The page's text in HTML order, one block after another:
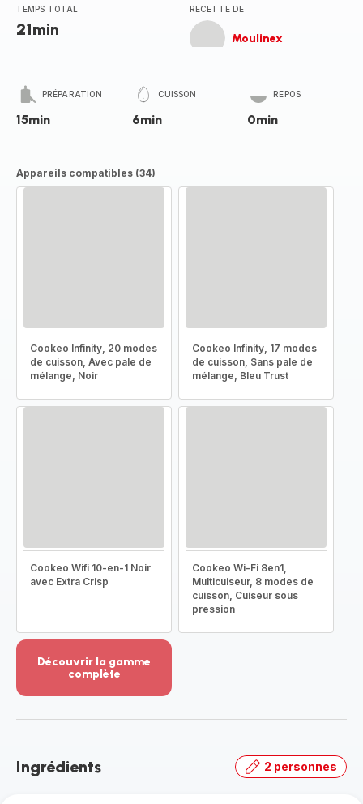
TEMPS TOTAL
21min
RECETTE DE
Moulinex
PRÉPARATION
15min
CUISSON
6min
REPOS
0min
Appareils compatibles (34)
Cookeo Infinity, 20 modes
de cuisson, Avec pale de
mélange, Noir
Cookeo Infinity, 17 modes
de cuisson, Sans pale de
mélange, Bleu Trust
Cookeo Wifi 10-en-1 Noir
avec Extra Crisp
Cookeo Wi-Fi 8en1,
Multicuiseur, 8 modes de
cuisson, Cuiseur sous
pression
Découvrir la gamme
complète
-
gamme
Ingrédients 2 personnes